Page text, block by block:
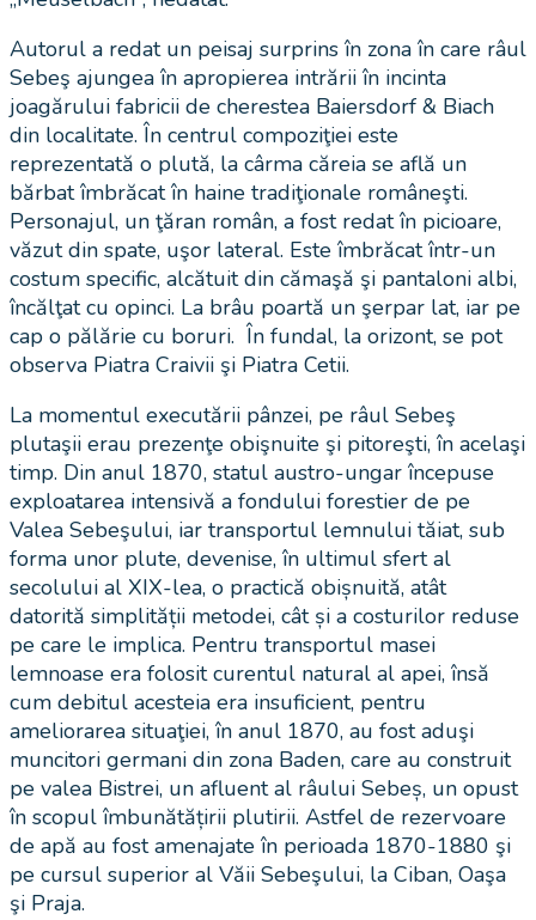
Autorul a redat un peisaj surprins în zona în care râul
Sebeş ajungea în apropierea intrării în incinta
joagărului fabricii de cherestea Baiersdorf & Biach
din localitate. În centrul compoziţiei este
reprezentată o plută, la cârma căreia se află un
bărbat îmbrăcat în haine tradiţionale româneşti.
Personajul, un ţăran român, a fost redat în picioare,
văzut din spate, uşor lateral. Este îmbrăcat într-un
costum specific, alcătuit din cămaşă şi pantaloni albi,
încălţat cu opinci. La brâu poartă un şerpar lat, iar pe
cap o pălărie cu boruri. În fundal, la orizont, se pot
observa Piatra Craivii şi Piatra Cetii.
La momentul executării pânzei, pe râul Sebeş
plutaşii erau prezenţe obişnuite şi pitoreşti, în acelaşi
timp. Din anul 1870, statul austro-ungar începuse
exploatarea intensivă a fondului forestier de pe
Valea Sebeşului, iar transportul lemnului tăiat, sub
forma unor plute, devenise, în ultimul sfert al
secolului al XIX-lea, o practică obișnuită, atât
datorită simplității metodei, cât și a costurilor reduse
pe care le implica. Pentru transportul masei
lemnoase era folosit curentul natural al apei, însă
cum debitul acesteia era insuficient, pentru
ameliorarea situaţiei, în anul 1870, au fost aduşi
muncitori germani din zona Baden, care au construit
pe valea Bistrei, un afluent al râului Sebeș, un opust
în scopul îmbunătățirii plutirii. Astfel de rezervoare
de apă au fost amenajate în perioada 1870-1880 şi
pe cursul superior al Văii Sebeşului, la Ciban, Oaşa
şi Praja.